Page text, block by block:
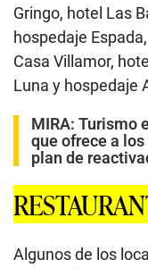
Gringo, hotel Las
hospedaje
Casa Villamor,
Luna y hospedaje
MIRA: Turismo
que ofrece a
plan de
Algunos de los